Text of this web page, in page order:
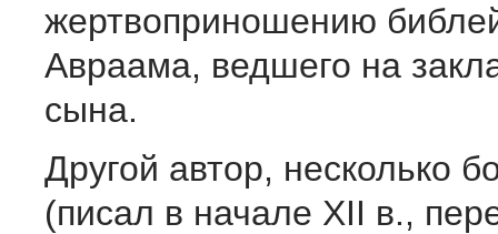
жертвоприноше­нию
Авраама, ведше­го на
сына.
Другой автор, несколько
(писал в начале XII в.,